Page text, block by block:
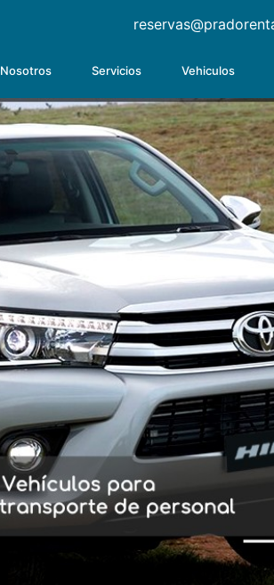
Nosotros Servicios Vehiculos